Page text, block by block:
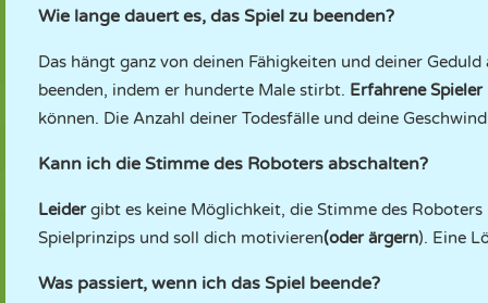
Wie lange dauert es, das Spiel zu beenden?
Das hängt ganz von deinen Fähigkeiten und deiner
beenden, indem er hunderte Male stirbt. Erfahrene Spieler
können. Die Anzahl deiner Todesfälle und deine
Kann ich die Stimme des Roboters abschalten?
Leidergibt es keine Möglichkeit, die Stimme des Roboters
Spielprinzips und soll dich motivieren(oder ärgern). Eine
Was passiert, wenn ich das Spiel beende?